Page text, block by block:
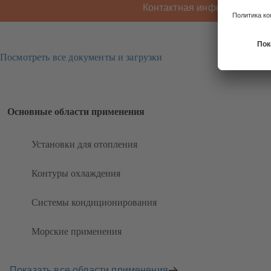
Контактная информация
Посмотреть все документы и загрузки
Основные области применения
Установки для отопления
Контуры охлаждения
Системы кондиционирования
Морские применения